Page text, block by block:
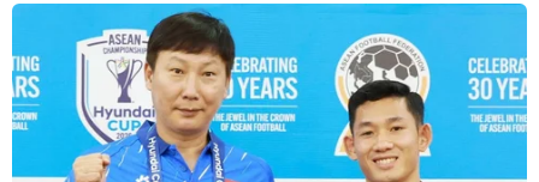
cao văn hóa đọc
25/07/2026 02:06
Từ lửa đạn đến thủ lĩnh kinh tế thời